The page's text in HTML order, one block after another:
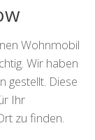
Wohnmobil
Wir haben
gestellt. Diese
Ihr
zu finden.